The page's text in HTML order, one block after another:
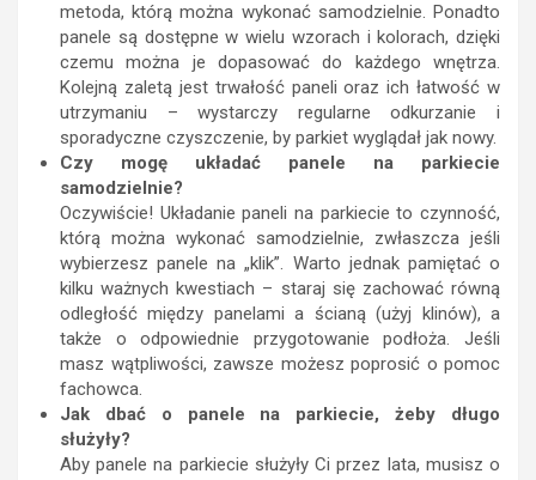
metoda, którą można wykonać samodzielnie. Ponadto
panele są dostępne w wielu wzorach i kolorach, dzięki
czemu można je dopasować do każdego wnętrza.
Kolejną zaletą jest trwałość paneli oraz ich łatwość w
utrzymaniu – wystarczy regularne odkurzanie i
sporadyczne czyszczenie, by parkiet wyglądał jak nowy.
Czy mogę układać panele na parkiecie
samodzielnie?
Oczywiście! Układanie paneli na parkiecie to czynność,
którą można wykonać samodzielnie, zwłaszcza jeśli
wybierzesz panele na „klik”. Warto jednak pamiętać o
kilku ważnych kwestiach – staraj się zachować równą
odległość między panelami a ścianą (użyj klinów), a
także o odpowiednie przygotowanie podłoża. Jeśli
masz wątpliwości, zawsze możesz poprosić o pomoc
fachowca.
Jak dbać o panele na parkiecie, żeby długo
służyły?
Aby panele na parkiecie służyły Ci przez lata, musisz o